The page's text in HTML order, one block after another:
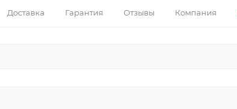
Доставка Гарантия Отзывы Компания